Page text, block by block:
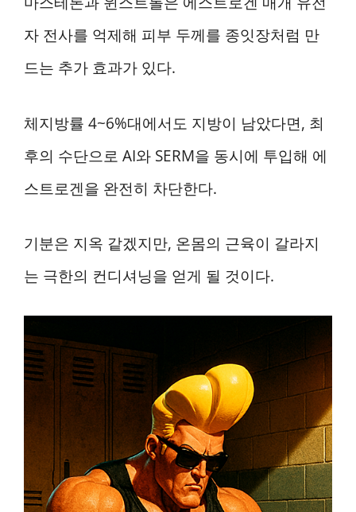
자 전사를 억제해 피부 두께를 종잇장처럼 만
드는 추가 효과가 있다.
체지방률 4~6%대에서도 지방이 남았다면, 최
후의 수단으로 AI와 SERM을 동시에 투입해 에
스트로겐을 완전히 차단한다.
기분은 지옥 같겠지만, 온몸의 근육이 갈라지
는 극한의 컨디셔닝을 얻게 될 것이다.